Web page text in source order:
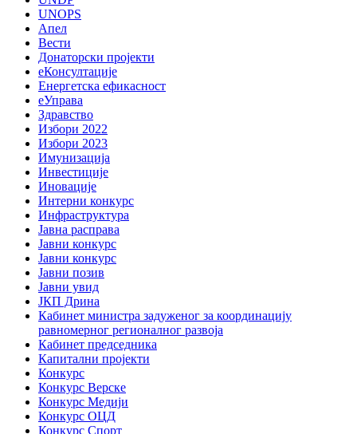
UNOPS
Апел
Вести
Донаторски пројекти
еКонсултације
Енергетска ефикасност
еУправа
Здравство
Избори 2022
Избори 2023
Имунизација
Инвестиције
Иновације
Интерни конкурс
Инфраструктура
Јавна расправа
Јавни конкурс
Јавни конкурс
Јавни позив
Јавни увид
ЈКП Дрина
Кабинет министра задуженог за координацију
равномерног регионалног развоја
Кабинет председника
Капитални пројекти
Конкурс
Конкурс Верске
Конкурс Медији
Конкурс ОЦД
Конкурс Спорт